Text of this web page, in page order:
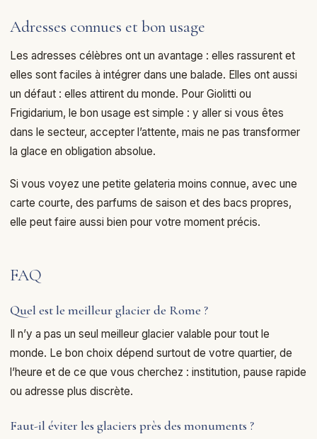
Adresses connues et bon usage
Les adresses célèbres ont un avantage : elles rassurent et
elles sont faciles à intégrer dans une balade. Elles ont aussi
un défaut : elles attirent du monde. Pour Giolitti ou
Frigidarium, le bon usage est simple : y aller si vous êtes
dans le secteur, accepter l’attente, mais ne pas transformer
la glace en obligation absolue.
Si vous voyez une petite gelateria moins connue, avec une
carte courte, des parfums de saison et des bacs propres,
elle peut faire aussi bien pour votre moment précis.
FAQ
Quel est le meilleur glacier de Rome ?
Il n’y a pas un seul meilleur glacier valable pour tout le
monde. Le bon choix dépend surtout de votre quartier, de
l’heure et de ce que vous cherchez : institution, pause rapide
ou adresse plus discrète.
Faut-il éviter les glaciers près des monuments ?